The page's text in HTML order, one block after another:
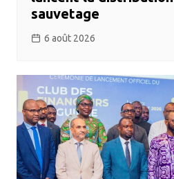
sauvetage
6 août 2026